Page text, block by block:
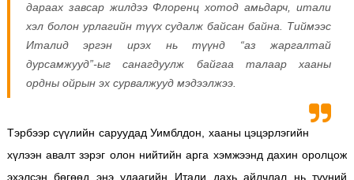
дараах завсар жилдээ Флоренц хотод амьдарч, итали
хэл болон урлагийн түүх судалж байсан байна. Тиймээс
Италид эргэн ирэх нь түүнд “аз жаргалтай
дурсамжууд”-ыг санагдуулж байгаа талаар хааны
ордны ойрын эх сурвалжууд мэдээлжээ.
Тэрбээр сүүлийн саруудад Уимблдон, хааны цэцэрлэгийн
хүлээн авалт зэрэг олон нийтийн арга хэмжээнд дахин оролцож
эхэлсэн бөгөөд энэ удаагийн Итали дахь айлчлал нь түүний